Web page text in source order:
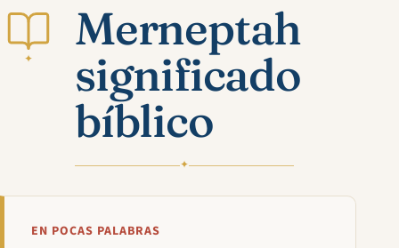
✦
Merneptah
significado
bíblico
✦
EN POCAS PALABRAS